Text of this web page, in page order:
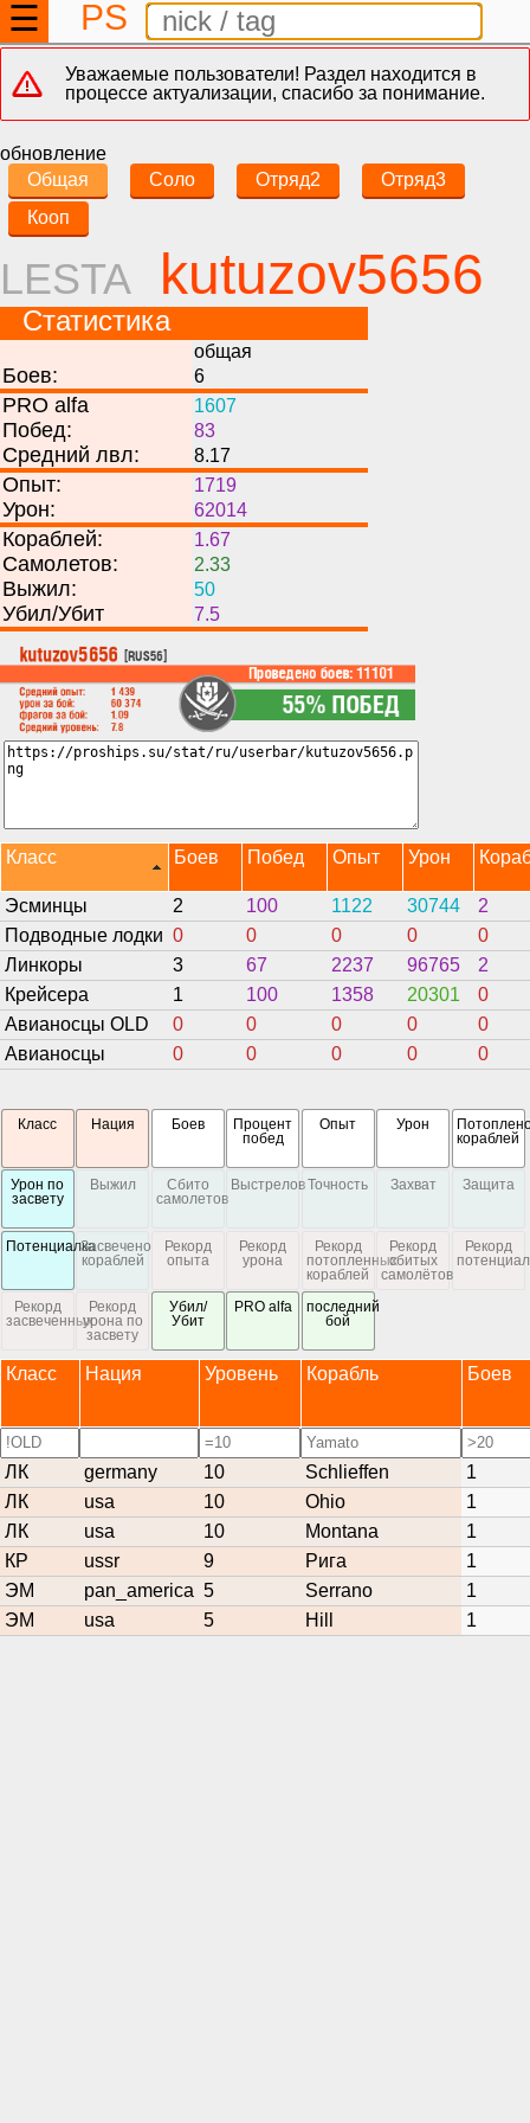
☰ PS
Уважаемые пользователи! Раздел находится в
процессе актуализации, спасибо за понимание.
обновление
Общая
Соло Отряд2
Отряд3
Кооп
LESTA kutuzov5656
Статистика
общая
Боев: 6
PRO alfa 1607
Побед: 83
Средний лвл: 8.17
Опыт: 1719
Урон: 62014
Кораблей: 1.67
Самолетов: 2.33
Выжил: 50
Убил/Убит 7.5
Класс Боев Побед Опыт Урон
Эсминцы 2 100 1122 30744
2
Подводные лодки 0 0 0 0
0
Линкоры
3 67 2237 96765
2
Крейсера
1 100 1358 20301
0
Авианосцы OLD
0 0 0 0
0
Авианосцы
0 0 0 0 0
Класс Нация Боев
Процент
побед
Опыт Урон
кораблей
Урон по
засвету
Выжил
Сбито
самолетов
ВыстреловТочность Захват Защита
ПотенциалкаЗасвечено
кораблей
Рекорд
опыта
Рекорд
урона
Рекорд
потопленных
кораблей
Рекорд
сбитых
самолётов
Рекорд
Рекорд
засвеченных
Рекорд
урона по
засвету
Убил/
Убит
PRO alfa
последний
бой
Класс Нация Уровень Корабль Боев
ЛК germany 10 Schlieffen
1
ЛК
usa 10 Ohio
1
ЛК
usa 10 Montana
1
КР
ussr 9 Рига
1
ЭМ
pan_america 5 Serrano
1
ЭМ
usa 5 Hill 1